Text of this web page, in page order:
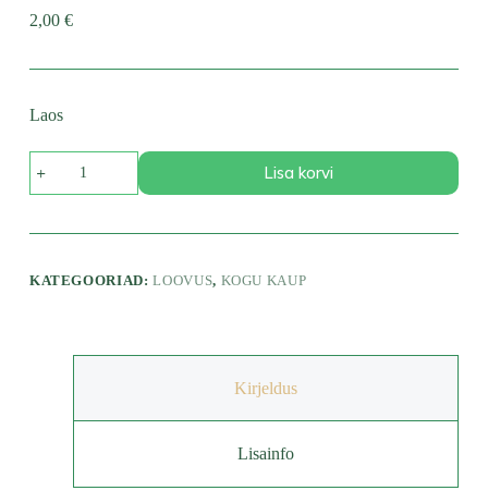
2,00 €
Laos
"Paberi
dinosaurused",
lk,
kogus
Lisa korvi
KATEGOORIAD:LOOVUS, KOGU KAUP
Kirjeldus
Lisainfo